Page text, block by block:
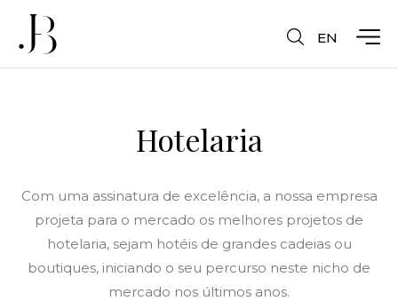
EN
Hotelaria
Com uma assinatura de excelência, a nossa empresa
projeta para o mercado os melhores projetos de
hotelaria, sejam hotéis de grandes cadeias ou
boutiques, iniciando o seu percurso neste nicho de
mercado nos últimos anos.